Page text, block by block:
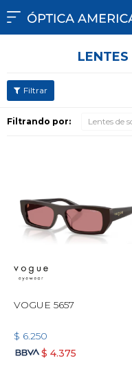

Filtrando por: Lentes de
VOGUE 5657
$ 6.250
$ 4.375